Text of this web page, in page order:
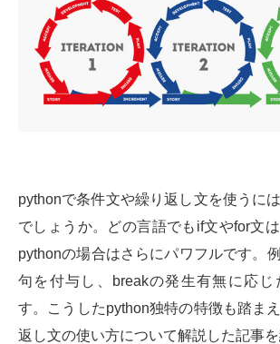
pythonで条件文や繰り返し文を使うに
でしょうか。どの言語でもif文やfor文は
pythonの場合はさらにパワフルです。
句を付与し、breakの発生有無に応じ
す。こうしたpython独特の特徴も踏ま
返し文の使い方について解説した記事を